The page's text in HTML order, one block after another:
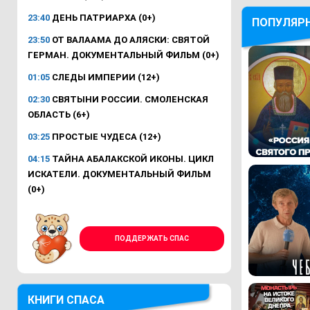
23:40 ДЕНЬ ПАТРИАРХА (0+)
23:50 ОТ ВАЛААМА ДО АЛЯСКИ: СВЯТОЙ
ГЕРМАН. ДОКУМЕНТАЛЬНЫЙ ФИЛЬМ (0+)
01:05 СЛЕДЫ ИМПЕРИИ (12+)
02:30 СВЯТЫНИ РОССИИ. СМОЛЕНСКАЯ
ОБЛАСТЬ (6+)
03:25 ПРОСТЫЕ ЧУДЕСА (12+)
04:15 ТАЙНА АБАЛАКСКОЙ ИКОНЫ. ЦИКЛ
ИСКАТЕЛИ. ДОКУМЕНТАЛЬНЫЙ ФИЛЬМ
(0+)
ПОДДЕРЖАТЬ СПАС
КНИГИ СПАСА